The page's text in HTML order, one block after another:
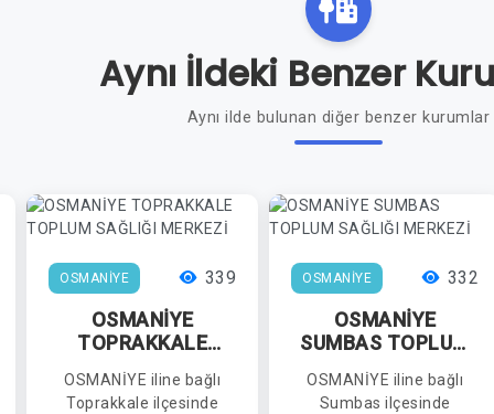
Aynı İldeki Benzer
Aynı ilde bulunan diğer benzer kurumlar
OSMANİYE 339
OSMANİYE
TOPRAKKALE
MERKEZİ
OSMANİYE iline bağlı
Toprakkale ilçesinde
OSMANİYE 332
OSMANİYE
SUMBAS TOPLUM
OSMANİYE iline bağlı
Sumbas ilçesinde